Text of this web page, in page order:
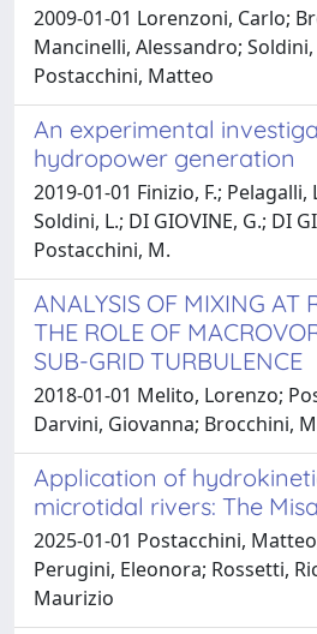
2009-01-01 Lorenzoni, Carlo;
Mancinelli, Alessandro; Soldini,
Postacchini, Matteo
An experimental
hydropower generation
2019-01-01 Finizio, F.; Pelagalli,
Soldini, L.; DI GIOVINE, G.; DI
Postacchini, M.
ANALYSIS OF MIXING AT
THE ROLE OF
SUB-GRID TURBULENCE
2018-01-01 Melito, Lorenzo;
Darvini, Giovanna; Brocchini,
Application of
microtidal rivers: The
2025-01-01 Postacchini,
Perugini, Eleonora; Rossetti,
Maurizio